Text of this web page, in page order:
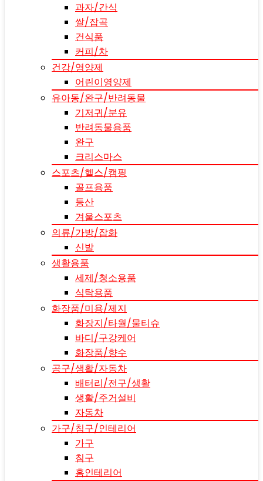
과자/간식
쌀/잡곡
건식품
커피/차
건강/영양제
어린이영양제
유아동/완구/반려동물
기저귀/분유
반려동물용품
완구
크리스마스
스포츠/헬스/캠핑
골프용품
등산
겨울스포츠
의류/가방/잡화
신발
생활용품
세제/청소용품
식탁용품
화장품/미용/제지
화장지/타월/물티슈
바디/구강케어
화장품/향수
공구/생활/자동차
배터리/전구/생활
생활/주거설비
자동차
가구/침구/인테리어
가구
침구
홈인테리어